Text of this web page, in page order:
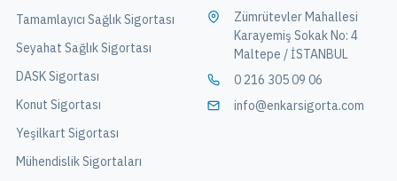
Tamamlayıcı Sağlık Sigortası
Seyahat Sağlık Sigortası
DASK Sigortası
Konut Sigortası
Yeşilkart Sigortası
Mühendislik Sigortaları
Zümrütevler Mahallesi
Karayemiş Sokak No: 4
Maltepe / İSTANBUL
0 216 305 09 06
info@enkarsigorta.com